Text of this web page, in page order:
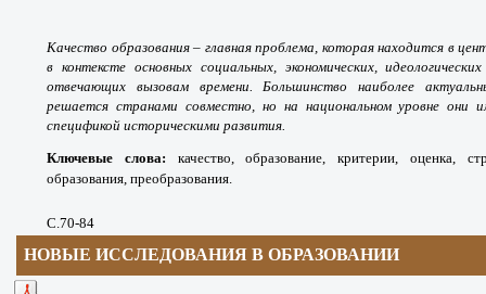
Качество образования – главная проблема, которая находится в
в контексте основных социальных, экономических,
отвечающих вызовам времени. Большинство наиболее
решается странами совместно, но на национальном уровне они
спецификой историческими развития.
Ключевые слова: качество, образование, критерии, оценка,
образования, преобразования.
С.70-84
НОВЫЕ ИССЛЕДОВАНИЯ В ОБРАЗОВАНИИ